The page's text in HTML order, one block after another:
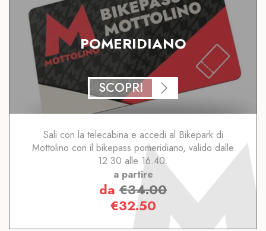
POMERIDIANO
SCOPRI
Sali con la telecabina e accedi al Bikepark di
Mottolino con il bikepass pomeridiano, valido dalle
12.30 alle 16.40.
a partire
da €34.00
€32.50